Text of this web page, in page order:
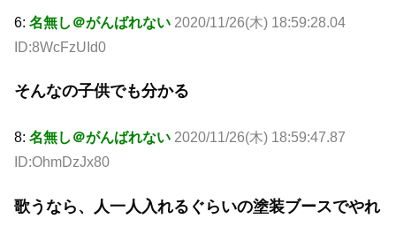
6: 名無し＠がんばれない 2020/11/26(木) 18:59:28.04
ID:8WcFzUId0
そんなの子供でも分かる
8: 名無し＠がんばれない 2020/11/26(木) 18:59:47.87
ID:OhmDzJx80
歌うなら、人一人入れるぐらいの塗装ブースでやれ